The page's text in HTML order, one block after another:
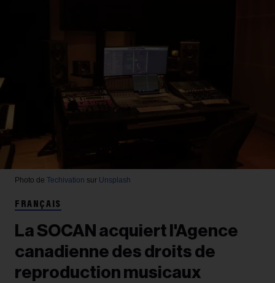
Photo de Techivation sur Unsplash
FRANÇAIS
La SOCAN acquiert l'Agence
canadienne des droits de
reproduction musicaux